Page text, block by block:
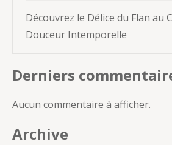
Découvrez le Délice du Flan au
Douceur Intemporelle
Derniers
Aucun commentaire à afficher.
Archive